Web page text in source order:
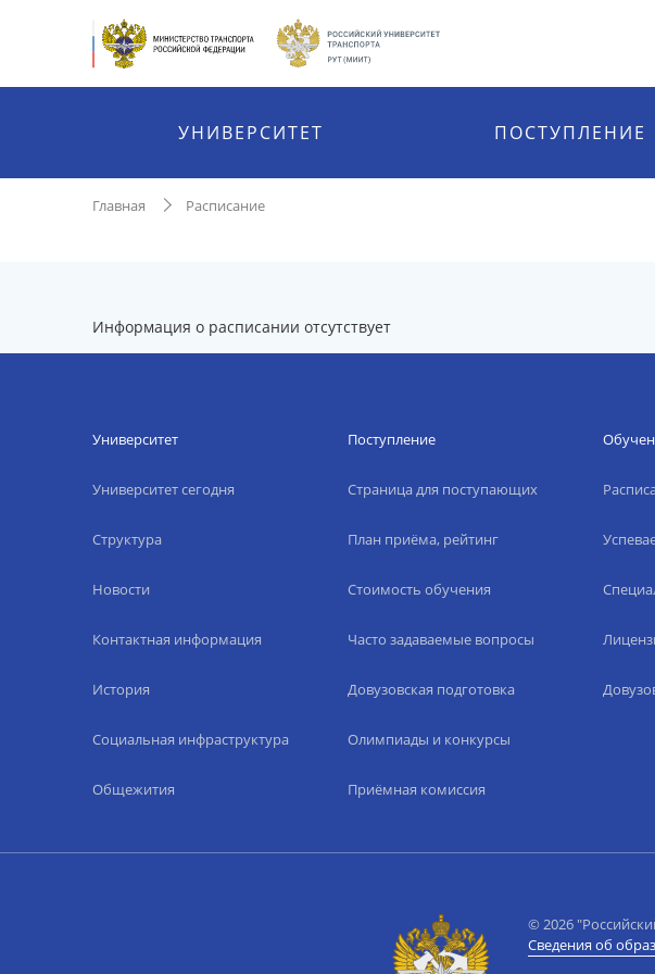
УНИВЕРСИТЕТ ПОСТУПЛЕНИЕ
Главная Расписание
Информация о расписании отсутствует
Университет
Университет сегодня
Структура
Новости
Контактная информация
История
Социальная инфраструктура
Общежития
Поступление
Страница для поступающих
План приёма, рейтинг
Стоимость обучения
Часто задаваемые вопросы
Довузовская подготовка
Олимпиады и конкурсы
Приёмная комиссия
© 2026
Сведения об